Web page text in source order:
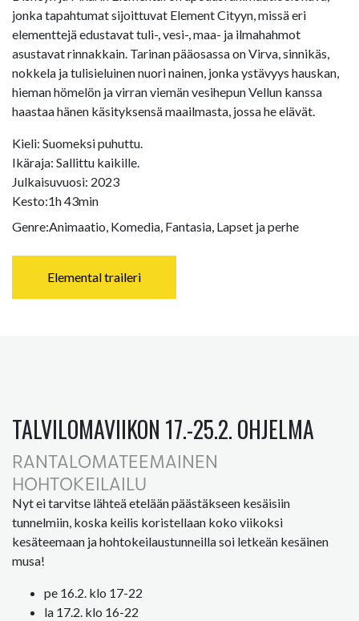
jonka tapahtumat sijoittuvat Element Cityyn, missä eri
elementtejä edustavat tuli-, vesi-, maa- ja ilmahahmot
asustavat rinnakkain. Tarinan pääosassa on Virva, sinnikäs,
nokkela ja tulisieluinen nuori nainen, jonka ystävyys hauskan,
hieman hömelön ja virran viemän vesihepun Vellun kanssa
haastaa hänen käsityksensä maailmasta, jossa he elävät.
Kieli: Suomeksi puhuttu.
Ikäraja: Sallittu kaikille.
Julkaisuvuosi: 2023
Kesto:1h 43min
Genre:Animaatio, Komedia, Fantasia, Lapset ja perhe
Elemental traileri
TALVILOMAVIIKON 17.-25.2. OHJELMA
RANTALOMATEEMAINEN
HOHTOKEILAILU
Nyt ei tarvitse lähteä etelään päästäkseen kesäisiin
tunnelmiin, koska keilis koristellaan koko viikoksi
kesäteemaan ja hohtokeilaustunneilla soi letkeän kesäinen
musa!
pe 16.2. klo 17-22
la 17.2. klo 16-22